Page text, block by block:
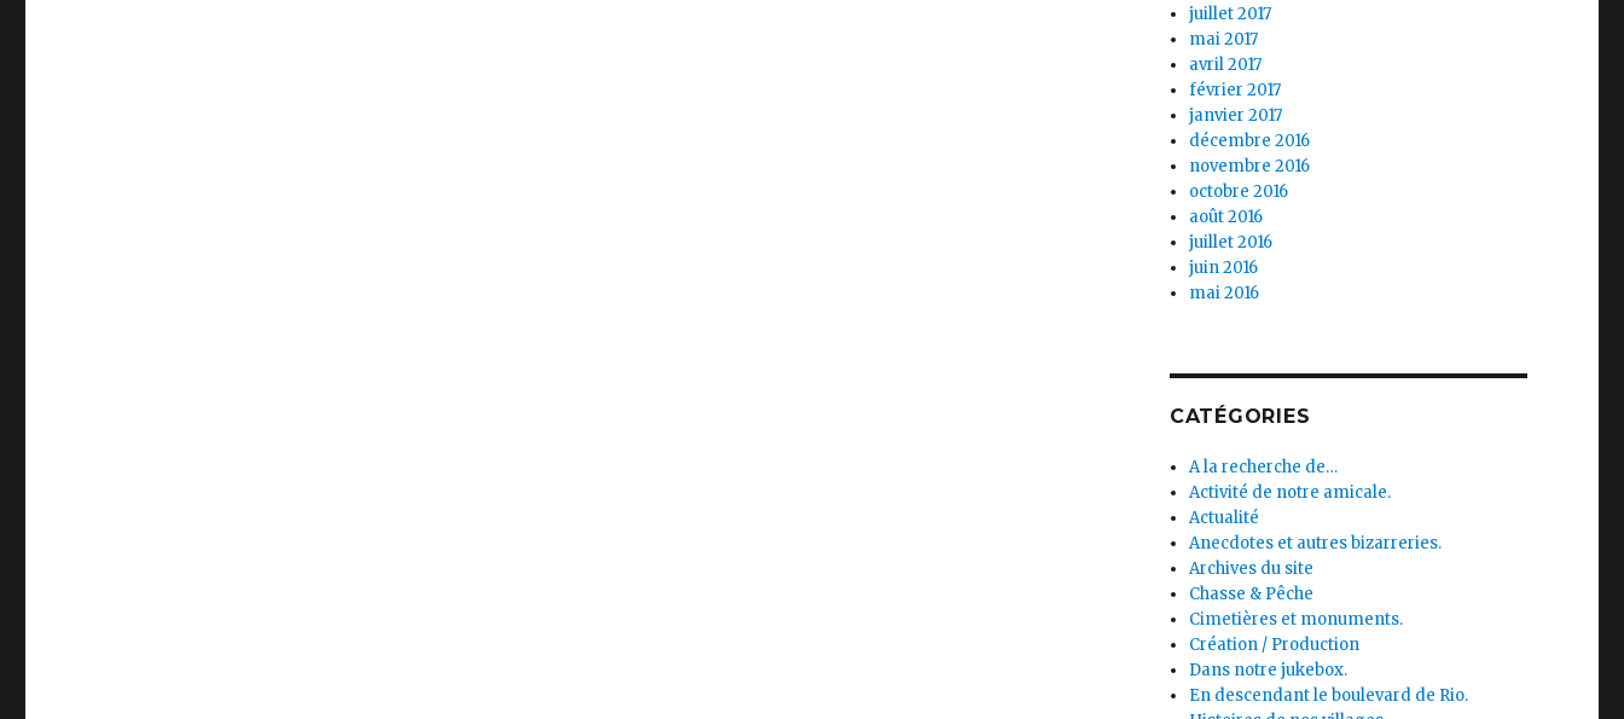
juillet 2017
mai 2017
avril 2017
février 2017
janvier 2017
décembre 2016
novembre 2016
octobre 2016
août 2016
juillet 2016
juin 2016
mai 2016
CATÉGORIES
A la recherche de…
Activité de notre amicale.
Actualité
Anecdotes et autres bizarreries.
Archives du site
Chasse & Pêche
Cimetières et monuments.
Création / Production
Dans notre jukebox.
En descendant le boulevard de Rio.